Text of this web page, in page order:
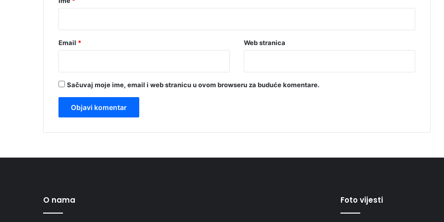
Email * Web stranica
Sačuvaj moje ime, email i web stranicu u ovom browseru za buduće komentare.
O nama Foto vijesti